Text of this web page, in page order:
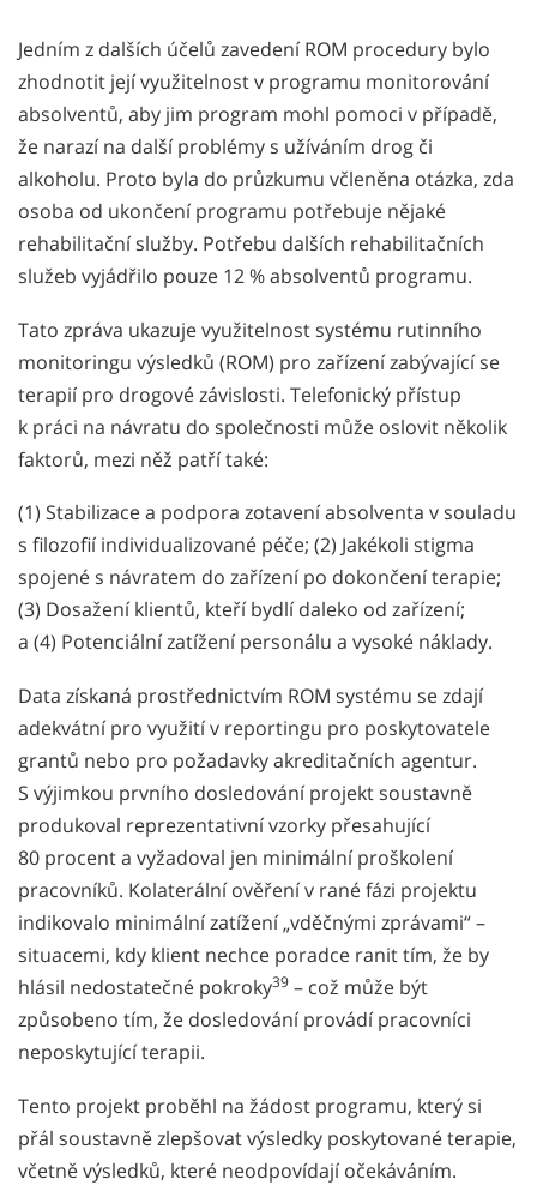
Jedním z dalších účelů zavedení ROM procedury bylo
zhodnotit její využitelnost v programu monitorování
absolventů, aby jim program mohl pomoci v případě,
že narazí na další problémy s užíváním drog či
alkoholu. Proto byla do průzkumu včleněna otázka, zda
osoba od ukončení programu potřebuje nějaké
rehabilitační služby. Potřebu dalších rehabilitačních
služeb vyjádřilo pouze 12 % absolventů programu.
Tato zpráva ukazuje využitelnost systému rutinního
monitoringu výsledků (ROM) pro zařízení zabývající se
terapií pro drogové závislosti. Telefonický přístup
k práci na návratu do společnosti může oslovit několik
faktorů, mezi něž patří také:
(1) Stabilizace a podpora zotavení absolventa v souladu
s filozofií individualizované péče; (2) Jakékoli stigma
spojené s návratem do zařízení po dokončení terapie;
(3) Dosažení klientů, kteří bydlí daleko od zařízení;
a (4) Potenciální zatížení personálu a vysoké náklady.
Data získaná prostřednictvím ROM systému se zdají
adekvátní pro využití v reportingu pro poskytovatele
grantů nebo pro požadavky akreditačních agentur.
S výjimkou prvního dosledování projekt soustavně
produkoval reprezentativní vzorky přesahující
80 procent a vyžadoval jen minimální proškolení
pracovníků. Kolaterální ověření v rané fázi projektu
indikovalo minimální zatížení „vděčnými zprávami“ –
situacemi, kdy klient nechce poradce ranit tím, že by
hlásil nedostatečné pokroky39 – což může být
způsobeno tím, že dosledování provádí pracovníci
neposkytující terapii.
Tento projekt proběhl na žádost programu, který si
přál soustavně zlepšovat výsledky poskytované terapie,
včetně výsledků, které neodpovídají očekáváním.